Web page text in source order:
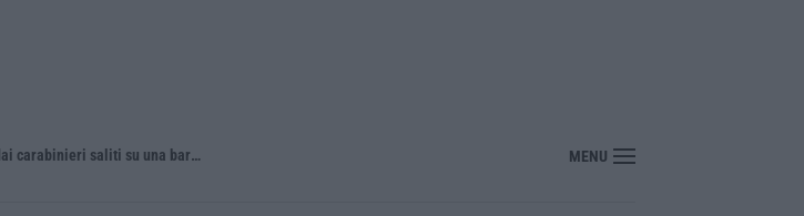
Fugge all’alt e si getta in mare, arrestato dopo un inseguimento dai carabinieri saliti su una barca privata Il 15 agosto sciopero del commercio e della distribuzione organizzata in Calabria
MENU